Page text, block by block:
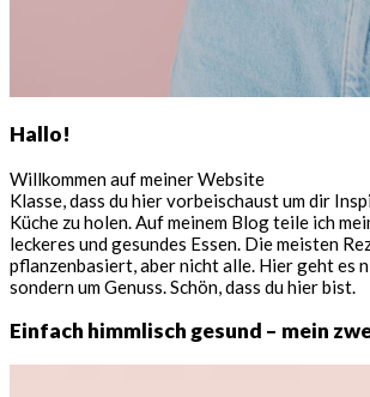
Hallo!
Willkommen auf meiner Website
Klasse, dass du hier vorbeischaust um dir
Küche zu holen. Auf meinem Blog teile ich
leckeres und gesundes Essen. Die meisten
pflanzenbasiert, aber nicht alle. Hier geht es
sondern um Genuss. Schön, dass du hier bist.
Einfach himmlisch gesund – mein